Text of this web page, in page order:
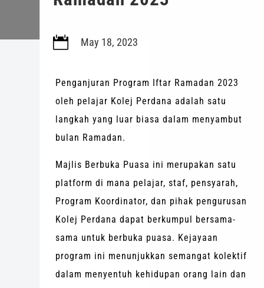
 May 18, 2023
Penganjuran Program Iftar Ramadan 2023
oleh pelajar Kolej Perdana adalah satu
langkah yang luar biasa dalam menyambut
bulan Ramadan.
Majlis Berbuka Puasa ini merupakan satu
platform di mana pelajar, staf, pensyarah,
Program Koordinator, dan pihak pengurusan
Kolej Perdana dapat berkumpul bersama-
sama untuk berbuka puasa. Kejayaan
program ini menunjukkan semangat kolektif
dalam menyentuh kehidupan orang lain dan